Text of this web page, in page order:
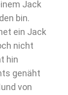
Jack
bin.
ein Jack
nicht
hin
genäht
von